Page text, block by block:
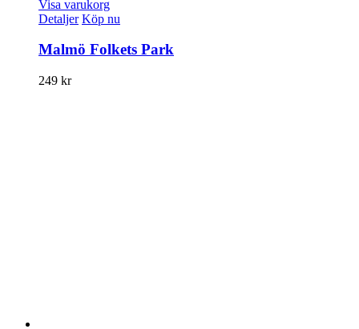
Visa varukorg
Detaljer Köp nu
Malmö Folkets Park
249 kr